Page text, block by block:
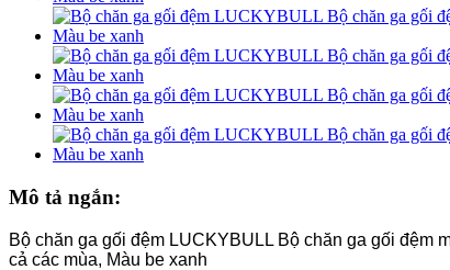
Mô tả ngắn:
Bộ chăn ga gối đệm LUCKYBULL Bộ chăn ga gối đệm
cả các mùa, Màu be xanh